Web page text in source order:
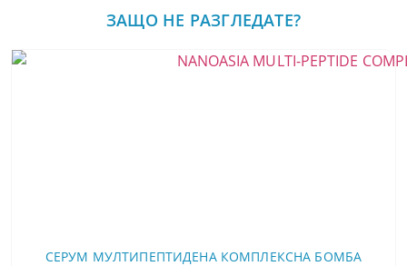
ЗАЩО НЕ РАЗГЛЕДАТЕ?
СЕРУМ МУЛТИПЕПТИДЕНА КОМПЛЕКСНА БОМБА